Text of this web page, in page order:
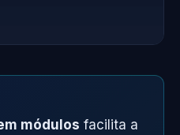
módulos facilita a